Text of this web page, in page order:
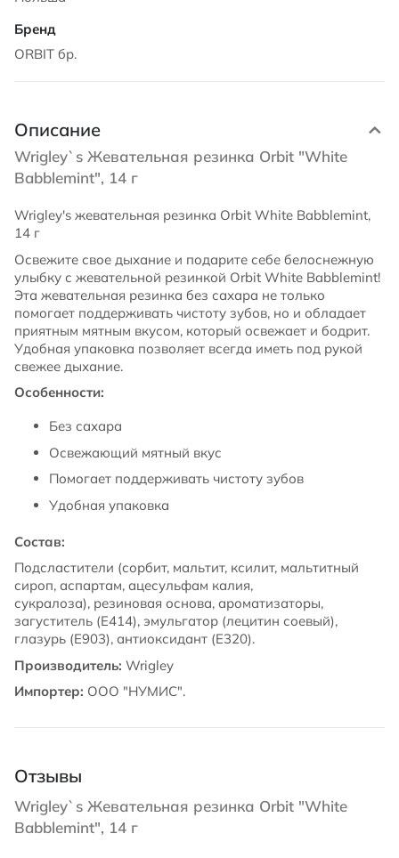
ORBIT бр.
Описание
Wrigley`s Жевательная резинка Оrbit "White
Babblemint", 14 г
Wrigley's жевательная резинка Orbit White Babblemint,
14 г
Освежите свое дыхание и подарите себе белоснежную
улыбку с жевательной резинкой Orbit White Babblemint!
Эта жевательная резинка без сахара не только
помогает поддерживать чистоту зубов, но и обладает
приятным мятным вкусом, который освежает и бодрит.
Удобная упаковка позволяет всегда иметь под рукой
свежее дыхание.
Особенности:
Без сахара
Освежающий мятный вкус
Помогает поддерживать чистоту зубов
Удобная упаковка
Состав:
Подсластители (сорбит, мальтит, ксилит, мальтитный
сироп, аспартам, ацесульфам калия,
сукралоза), резиновая основа, ароматизаторы,
загуститель (Е414), эмульгатор (лецитин соевый),
глазурь (Е903), антиоксидант (Е320).
Производитель: Wrigley
Импортер: ООО "НУМИС".
Отзывы
Wrigley`s Жевательная резинка Оrbit "White
Babblemint", 14 г